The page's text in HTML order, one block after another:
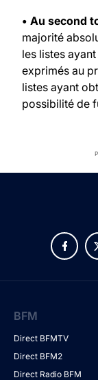
• Au second
majorité
les listes
exprimés au
listes ayant
possibilité de
BFM
Direct BFMTV
Direct BFM2
Direct Radio BFM